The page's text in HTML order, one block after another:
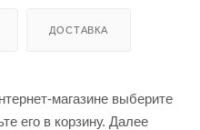
ДОСТАВКА
магазине выберите
его в корзину. Далее